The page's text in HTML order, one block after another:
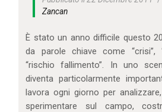
IL MIO ACCOUNT
Zancan
È stato un anno difficile questo
da parole chiave come “crisi”,
“rischio fallimento”. In uno
diventa particolarmente
lavora ogni giorno per
sperimentare sul campo,